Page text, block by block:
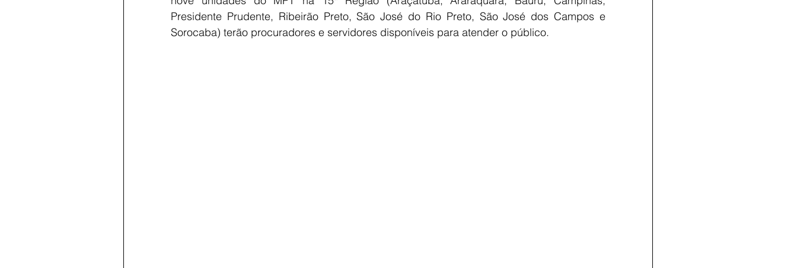
Presidente Prudente, Ribeirão Preto, São José do Rio Preto, São José dos Campos e
Sorocaba) terão procuradores e servidores disponíveis para atender o público.